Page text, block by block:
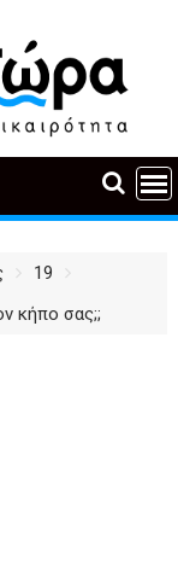
19
κήπο σας;;